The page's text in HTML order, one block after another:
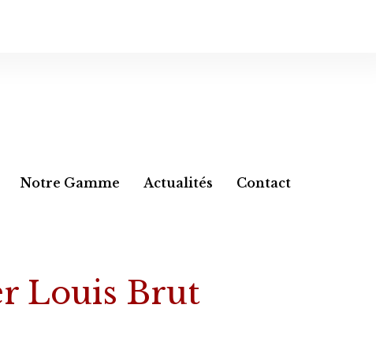
Notre Gamme Actualités Contact
Louis Brut